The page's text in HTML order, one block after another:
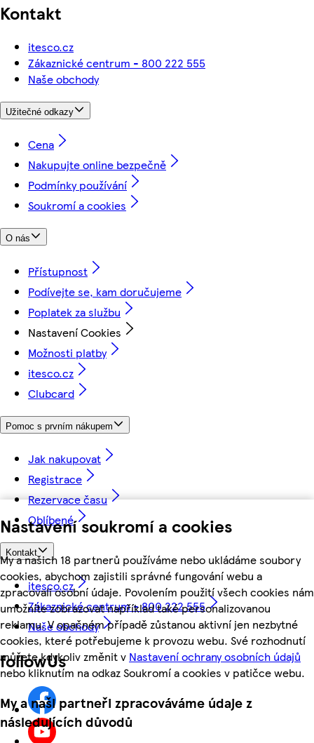
Nastavení soukromí a cookies
My a našich 18 partnerů používáme nebo ukládáme soubory
cookies, abychom zajistili správné fungování webu a
zpracovali osobní údaje. Povolením použití všech cookies nám
umožníte zobrazovat například také personalizovanou
reklamu. V opačném případě zůstanou aktivní jen nezbytné
cookies, které potřebujeme k provozu webu. Své rozhodnutí
můžete kdykoliv změnit v Nastavení ochrany osobních údajů
nebo kliknutím na odkaz Soukromí a cookies v patičce webu.
My a naši partneři zpracováváme údaje z
následujících důvodů
Kontakt
itesco.cz
Zákaznické centrum - 800 222 555
Naše obchody
Užitečné odkazy
Cena
Nakupujte online bezpečně
Podmínky používání
Soukromí a cookies
O nás
Přístupnost
Podívejte se, kam doručujeme
Poplatek za službu
Nastavení Cookies
Možnosti platby
itesco.cz
Clubcard
Pomoc s prvním nákupem
Jak nakupovat
Registrace
Rezervace času
Oblíbené
Kontakt
itesco.cz
Zákaznické centrum - 800 222 555
Naše obchody
followUs